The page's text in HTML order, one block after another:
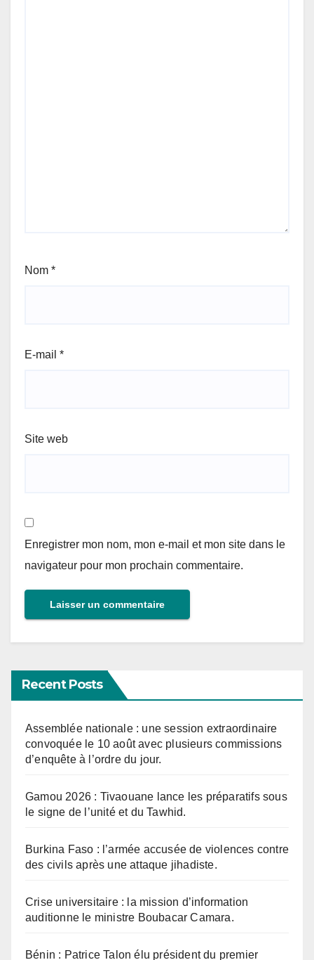
Nom *
E-mail *
Site web
Enregistrer mon nom, mon e-mail et mon site dans le
navigateur pour mon prochain commentaire.
Recent Posts
Assemblée nationale : une session extraordinaire
convoquée le 10 août avec plusieurs commissions
d’enquête à l’ordre du jour.
Gamou 2026 : Tivaouane lance les préparatifs sous
le signe de l’unité et du Tawhid.
Burkina Faso : l’armée accusée de violences contre
des civils après une attaque jihadiste.
Crise universitaire : la mission d’information
auditionne le ministre Boubacar Camara.
Bénin : Patrice Talon élu président du premier